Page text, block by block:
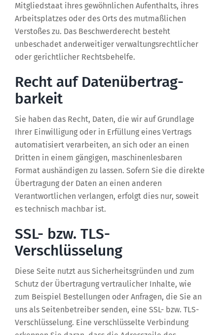
Mitgliedstaat ihres gewöhnlichen Aufenthalts, ihres
Arbeitsplatzes oder des Orts des mutmaßlichen
Verstoßes zu. Das Beschwerderecht besteht
unbeschadet anderweitiger verwaltungsrechtlicher
oder gerichtlicher Rechtsbehelfe.
Recht auf Daten­übertrag­
barkeit
Sie haben das Recht, Daten, die wir auf Grundlage
Ihrer Einwilligung oder in Erfüllung eines Vertrags
automatisiert verarbeiten, an sich oder an einen
Dritten in einem gängigen, maschinenlesbaren
Format aushändigen zu lassen. Sofern Sie die direkte
Übertragung der Daten an einen anderen
Verantwortlichen verlangen, erfolgt dies nur, soweit
es technisch machbar ist.
SSL- bzw. TLS-
Verschlüsselung
Diese Seite nutzt aus Sicherheitsgründen und zum
Schutz der Übertragung vertraulicher Inhalte, wie
zum Beispiel Bestellungen oder Anfragen, die Sie an
uns als Seitenbetreiber senden, eine SSL- bzw. TLS-
Verschlüsselung. Eine verschlüsselte Verbindung